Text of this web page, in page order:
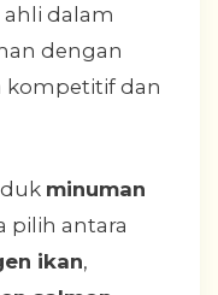
dalam
dengan
dan
minuman
pilih antara
ikan,